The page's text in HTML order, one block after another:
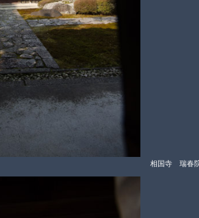
相国寺 瑞春